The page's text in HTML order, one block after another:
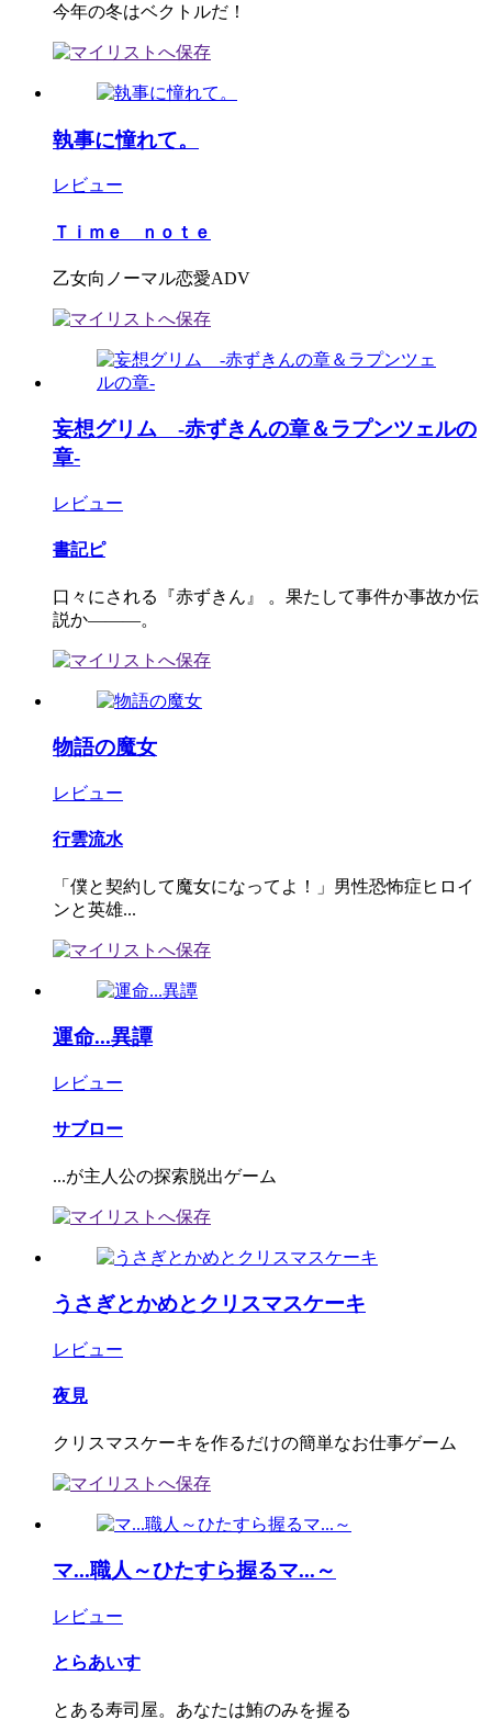
今年の冬はベクトルだ！
執事に憧れて。
レビュー
Ｔｉｍｅ ｎｏｔｅ
乙女向ノーマル恋愛ADV
妄想グリム -赤ずきんの章＆ラプンツェルの
章-
レビュー
書記ピ
口々にされる『赤ずきん』 。果たして事件か事故か伝
説か―――。
物語の魔女
レビュー
行雲流水
「僕と契約して魔女になってよ！」男性恐怖症ヒロイ
ンと英雄...
運命...異譚
レビュー
サブロー
...が主人公の探索脱出ゲーム
うさぎとかめとクリスマスケーキ
レビュー
夜見
クリスマスケーキを作るだけの簡単なお仕事ゲーム
マ...職人～ひたすら握るマ...～
レビュー
とらあいす
とある寿司屋。あなたは鮪のみを握る